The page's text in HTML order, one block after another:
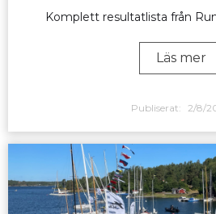
Komplett resultatlista från
Läs mer
Publiserat: 2/8/